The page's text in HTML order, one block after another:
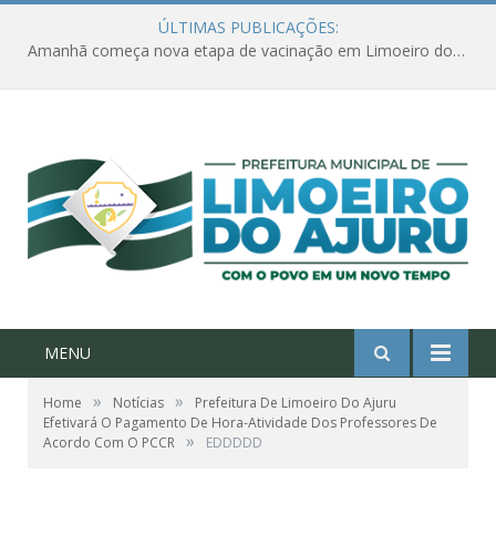
ÚLTIMAS PUBLICAÇÕES:
Amanhã começa nova etapa de vacinação em Limoeiro do Ajuru para idosos com 65 ou mais
MENU
Home » Notícias »
Prefeitura De Limoeiro Do Ajuru
Efetivará O Pagamento De Hora-Atividade Dos Professores De
Acordo Com O PCCR » EDDDDD